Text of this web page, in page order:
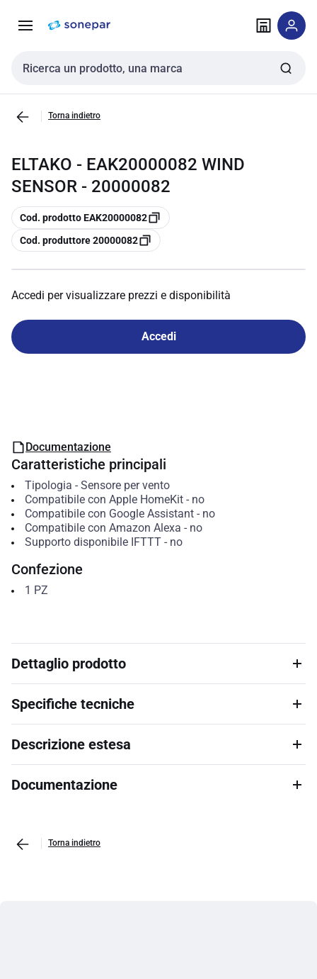
navigazione alla
Cerca input
Torna indietro
ELTAKO - EAK20000082 WIND
SENSOR - 20000082
copia
Cod. prodotto EAK20000082
copia
Cod. produttore 20000082
Accedi per visualizzare prezzi e disponibilità
Accedi
Documentazione
Caratteristiche principali
Tipologia - Sensore per vento
Compatibile con Apple HomeKit- no
Compatibile con Google Assistant- no
Compatibile con Amazon Alexa - no
Supporto disponibile IFTTT- no
Confezione
1 PZ
Dettaglio prodotto
Specifiche tecniche
Descrizione estesa
Documentazione
Torna indietro